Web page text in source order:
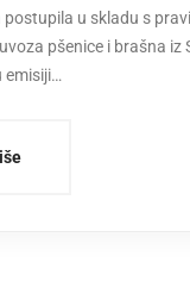
u skladu s
pšenice i brašna iz
emisiji…